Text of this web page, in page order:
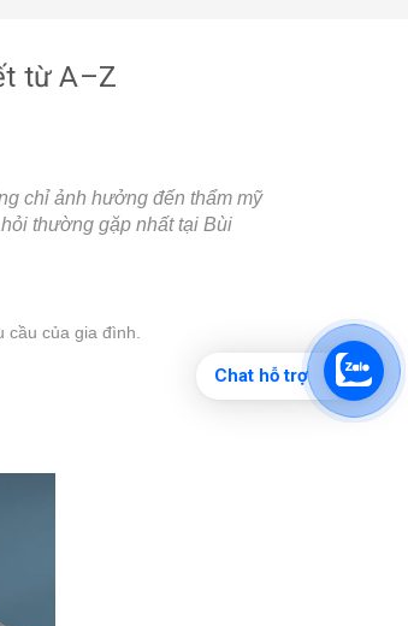
từ A–Z
chỉ ảnh hưởng đến thẩm mỹ
thường gặp nhất tại Bùi
cầu của gia đình.
Chat hỗ trợ